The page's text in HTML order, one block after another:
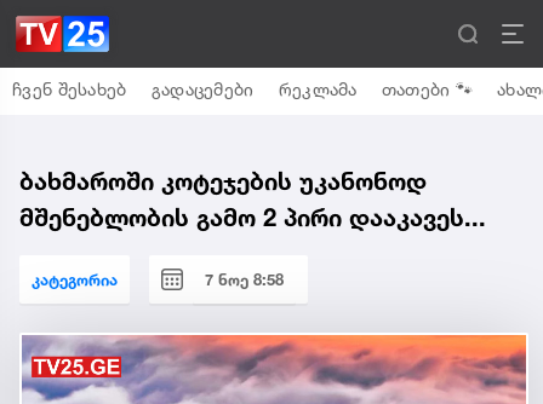
ჩვენ შესახებ გადაცემები რეკლამა თათები 🐾
ბახმაროში კოტეჯების უკანონოდ
მშენებლობის გამო 2 პირი დააკავეს...
კატეგორია 7 ნოე 8:58